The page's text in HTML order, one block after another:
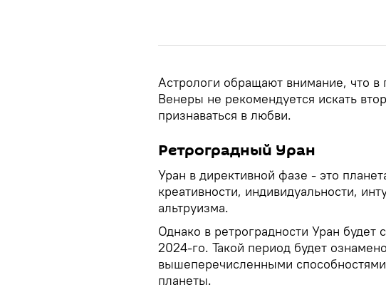
Астрологи обращают внимание, что в
Венеры не рекомендуется искать
признаваться в любви.
Ретроградный Уран
Уран в директивной фазе - это
креативности, индивидуальности,
альтруизма.
Однако в ретроградности Уран будет
2024-го. Такой период будет
вышеперечисленными
планеты.